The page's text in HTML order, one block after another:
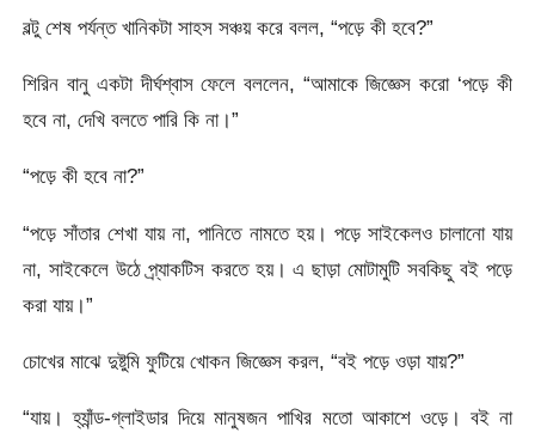
বল্টু শেষ পর্যন্ত খানিকটা সাহস সঞ্চয় করে বলল, “পড়ে কী হবে?”
শিরিন বানু একটা দীর্ঘশ্বাস ফেলে বললেন, “আমাকে জিজ্ঞেস করো ‘পড়ে কী
হবে না, দেখি বলতে পারি কি না।”
“পড়ে কী হবে না?”
“পড়ে সাঁতার শেখা যায় না, পানিতে নামতে হয়। পড়ে সাইকেলও চালানো যায়
না, সাইকেলে উঠে প্র্যাকটিস করতে হয়। এ ছাড়া মোটামুটি সবকিছু বই পড়ে
করা যায়।”
চোখের মাঝে দুষ্টুমি ফুটিয়ে খোকন জিজ্ঞেস করল, “বই পড়ে ওড়া যায়?”
“যায়। হ্যাঁন্ড-গ্লাইডার দিয়ে মানুষজন পাখির মতো আকাশে ওড়ে। বই না